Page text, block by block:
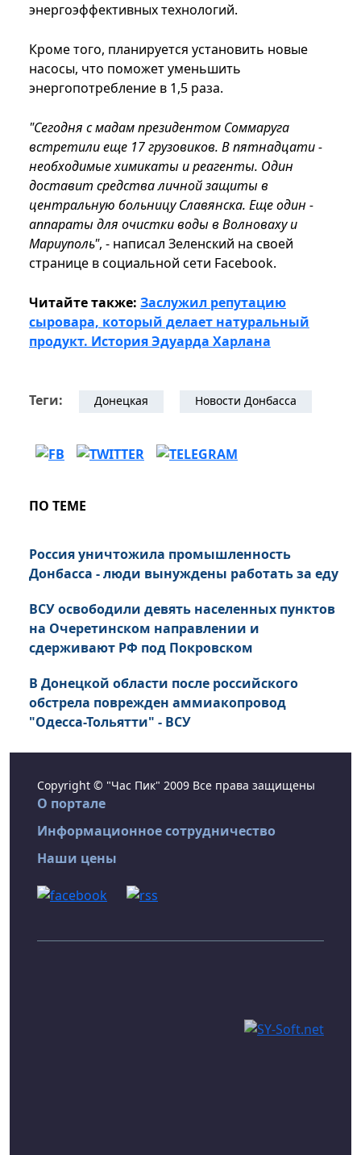
энергоэффективных технологий.
Кроме того, планируется установить новые
насосы, что поможет уменьшить
энергопотребление в 1,5 раза.
"Сегодня с мадам президентом Соммаруга
встретили еще 17 грузовиков. В пятнадцати -
необходимые химикаты и реагенты. Один
доставит средства личной защиты в
центральную больницу Славянска. Еще один -
аппараты для очистки воды в Волноваху и
Мариуполь", - написал Зеленский на своей
странице в социальной сети Facebook.
Читайте также: Заслужил репутацию
сыровара, который делает натуральный
продукт. История Эдуарда Харлана
Теги: Донецкая Новости Донбасса
ПО ТЕМЕ
Россия уничтожила промышленность
Донбасса - люди вынуждены работать за еду
ВСУ освободили девять населенных пунктов
на Очеретинском направлении и
сдерживают РФ под Покровском
В Донецкой области после российского
обстрела поврежден аммиакопровод
"Одесса-Тольятти" - ВСУ
Copyright © "Час Пик" 2009 Все права защищены
О портале
Информационное сотрудничество
Наши цены